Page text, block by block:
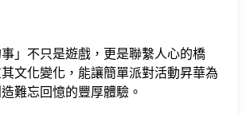
事」不只是遊戲，更是聯繫人心的橋
文化變化，能讓簡單派對活動昇華為
難忘回憶的豐厚體驗。